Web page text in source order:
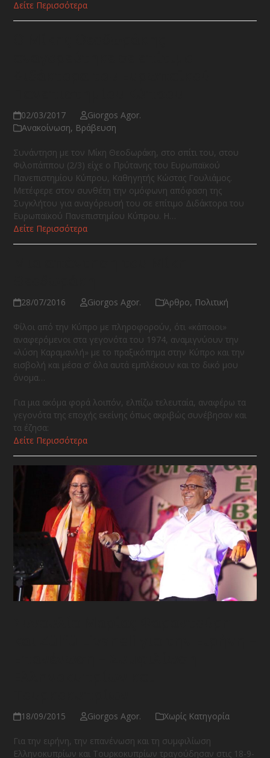
Δείτε Περισσότερα
02/03/2017
Giorgos Agor.
Ανακοίνωση, Βράβευση
Συνάντηση με τον Μίκη Θεοδωράκη, στο σπίτι του, στου
Φιλοπάππου (2/3) είχε ο Πρύτανης του Ευρωπαϊκού
Πανεπιστημίου Κύπρου, Καθηγητής Κώστας Γουλιάμος.
Μετέφερε στον συνθέτη την ομόφωνη απόφαση της
Συγκλήτου για αναγόρευσή του σε επίτιμο Διδάκτορα του
Ευρωπαϊκού Πανεπιστημίου Κύπρου. Η…
Δείτε Περισσότερα
28/07/2016 Giorgos Agor. Άρθρο, Πολιτική
Φίλοι από την Κύπρο με πληροφορούν, ότι «κάποιοι»
αναφερόμενοι στα γεγονότα του 1974, αναμιγνύουν την
«λύση Καραμανλή» με το πραξικόπημα στην Κύπρο και την
εισβολή και μέσα σ’ όλα αυτά εμπλέκουν και το δικό μου
όνομα…
Για μια ακόμα φορά λοιπόν, ελπίζω τελευταία, αναφέρω τα
γεγονότα της εποχής εκείνης όπως ακριβώς συνέβησαν και
τα έζησα:
Δείτε Περισσότερα
18/09/2015 Giorgos Agor. Χωρίς Κατηγορία
Για την ειρήνη, την επανένωση και τη συμφιλίωση
Ελληνοκυπρίων και Τουρκοκυπρίων τραγούδησαν στις 18-9-